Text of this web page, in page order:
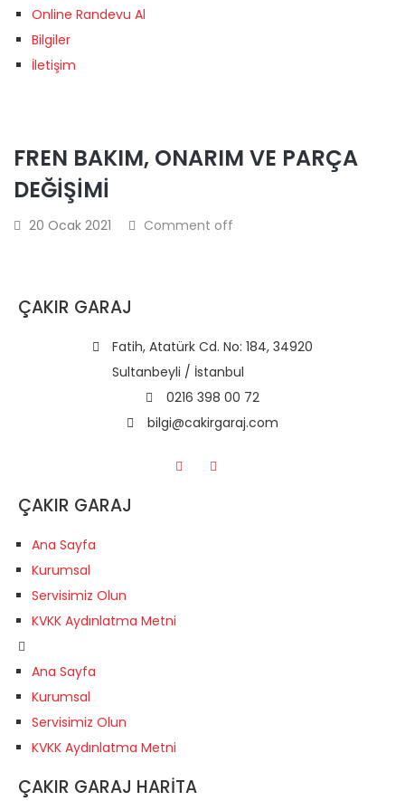
Online Randevu Al
Bilgiler
İletişim
FREN BAKIM, ONARIM VE PARÇA
DEĞIŞIMI
20 Ocak 2021 Comment off
ÇAKIR GARAJ
Fatih, Atatürk Cd. No: 184, 34920
Sultanbeyli / İstanbul​
0216 398 00 72
bilgi@cakirgaraj.com
ÇAKIR GARAJ
Ana Sayfa
Kurumsal
Servisimiz Olun
KVKK Aydınlatma Metni
Ana Sayfa
Kurumsal
Servisimiz Olun
KVKK Aydınlatma Metni
ÇAKIR GARAJ HARİTA